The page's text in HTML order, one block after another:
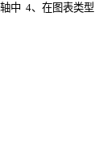
中 4、在图表类型